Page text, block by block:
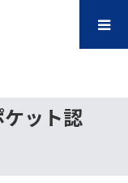
ケット認